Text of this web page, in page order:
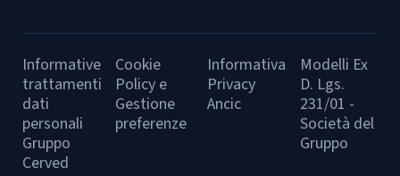
Informative
trattamenti
dati
personali
Gruppo
Cerved
Cookie
Policy e
Gestione
preferenze
Informativa
Privacy
Ancic
Modelli Ex
D. Lgs.
231/01 -
Società del
Gruppo